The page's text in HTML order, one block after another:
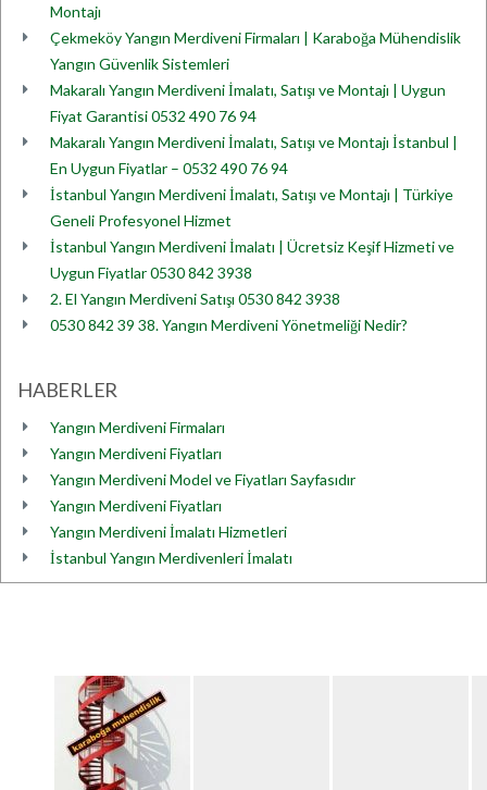
Montajı
Çekmeköy Yangın Merdiveni Firmaları | Karaboğa Mühendislik
Yangın Güvenlik Sistemleri
Makaralı Yangın Merdiveni İmalatı, Satışı ve Montajı | Uygun
Fiyat Garantisi 0532 490 76 94
Makaralı Yangın Merdiveni İmalatı, Satışı ve Montajı İstanbul |
En Uygun Fiyatlar – 0532 490 76 94
İstanbul Yangın Merdiveni İmalatı, Satışı ve Montajı | Türkiye
Geneli Profesyonel Hizmet
İstanbul Yangın Merdiveni İmalatı | Ücretsiz Keşif Hizmeti ve
Uygun Fiyatlar 0530 842 3938
2. El Yangın Merdiveni Satışı 0530 842 3938
0530 842 39 38. Yangın Merdiveni Yönetmeliği Nedir?
HABERLER
Yangın Merdiveni Firmaları
Yangın Merdiveni Fiyatları
Yangın Merdiveni Model ve Fiyatları Sayfasıdır
Yangın Merdiveni Fiyatları
Yangın Merdiveni İmalatı Hizmetleri
İstanbul Yangın Merdivenleri İmalatı